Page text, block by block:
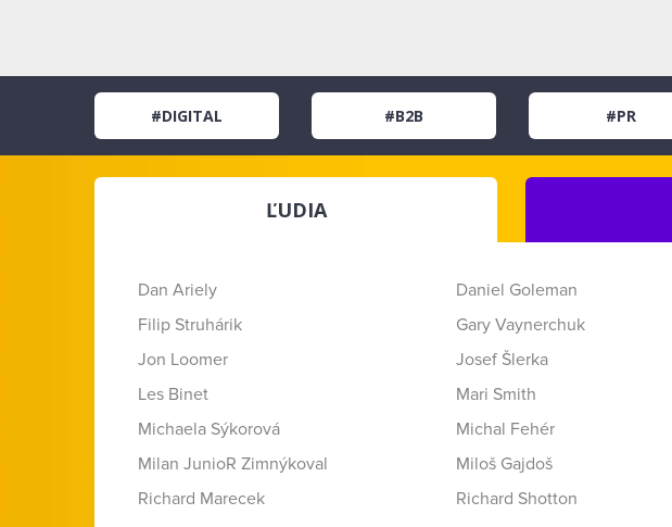
#DIGITAL #B2B #PR
ĽUDIA
Dan Ariely Daniel Goleman
Filip Struhárik
Gary Vaynerchuk
Jon Loomer
Josef Šlerka
Les Binet
Mari Smith
Michaela Sýkorová
Michal Fehér
Milan JunioR Zimnýkoval
Miloš Gajdoš
Richard Marecek
Richard Shotton